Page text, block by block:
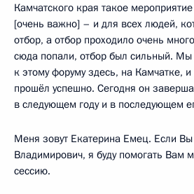
Камчатского края такое
[очень важно] – и для всех людей,
отбор, а отбор проходило очень
сюда попали, отбор был сильный. Мы
к этому форуму здесь, на Камчатке, и
прошёл успешно. Сегодня он
в следующем году и в последующем
Меня зовут Екатерина Емец. Если
Владимирович, я буду помогать Вам
сессию.